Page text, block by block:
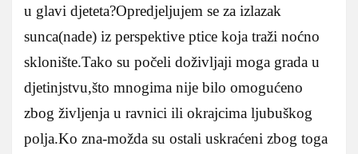
u glavi djeteta?Opredjeljujem se za izlazak
sunca(nade) iz perspektive ptice koja traži noćno
sklonište.Tako su počeli doživljaji moga grada u
djetinjstvu,što mnogima nije bilo omogućeno
zbog življenja u ravnici ili okrajcima ljubuškog
polja.Ko zna-možda su ostali uskraćeni zbog toga